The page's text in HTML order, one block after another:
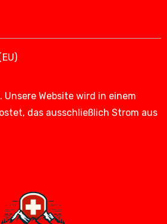
Website wird in einem
das ausschließlich Strom aus